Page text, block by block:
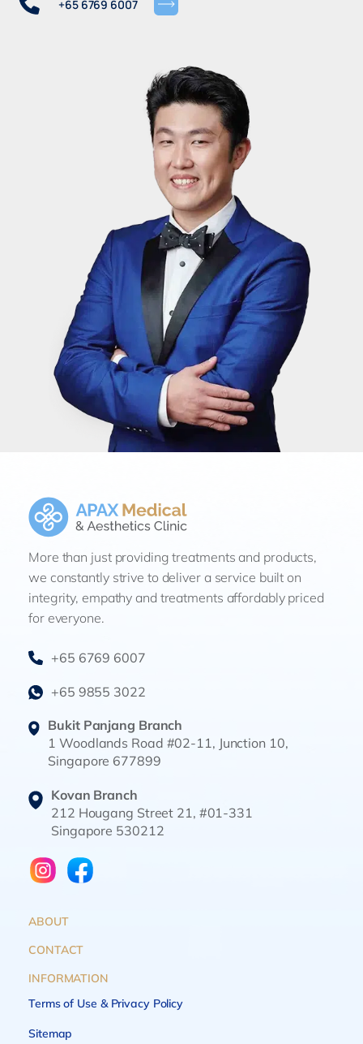
+65 6769 6007
More than just providing treatments and products,
we constantly strive to deliver a service built on
integrity, empathy and treatments affordably priced
for everyone.
+65 6769 6007
+65 9855 3022
Bukit Panjang Branch
1 Woodlands Road #02-11, Junction 10,
Singapore 677899
Kovan Branch
212 Hougang Street 21, #01-331
Singapore 530212
ABOUT
CONTACT
INFORMATION
Terms of Use & Privacy Policy
Sitemap